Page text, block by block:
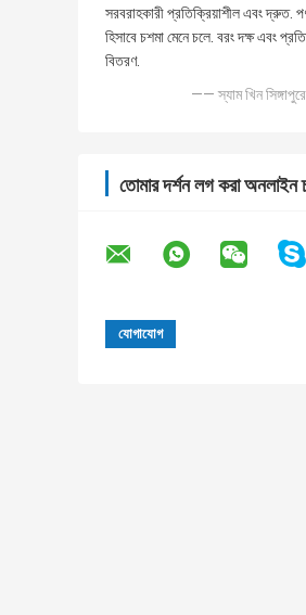
সরবরাহকারী প্রতিক্রিয়াশীল এবং দ্রুত.
হিসাবে চশমা মেনে চলে. বরং দক্ষ এবং
বিতরণ.
—— স্যাম খিন
তোমার দর্শন লগ করা অনলাইন